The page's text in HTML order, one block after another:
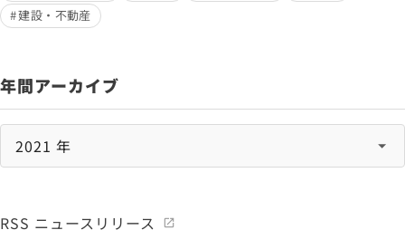
建設・不動産
年間アーカイブ
RSS ニュースリリース